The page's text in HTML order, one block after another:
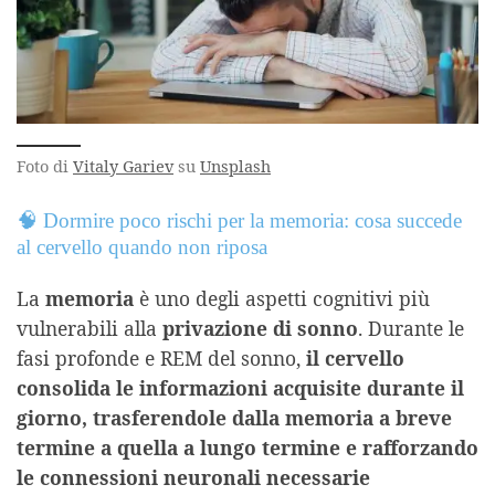
Foto di Vitaly Garievsu Unsplash
🧠 Dormire poco rischi per la memoria: cosa succede
al cervello quando non riposa
La memoria è uno degli aspetti cognitivi più
vulnerabili alla privazione di sonno. Durante le
fasi profonde e REM del sonno, il cervello
consolida le informazioni acquisite durante il
giorno, trasferendole dalla memoria a breve
termine a quella a lungo termine e rafforzando
le connessioni neuronali necessarie